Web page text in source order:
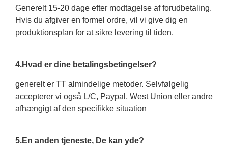
Generelt 15-20 dage efter modtagelse af forudbetaling.
Hvis du afgiver en formel ordre, vil vi give dig en
produktionsplan for at sikre levering til tiden.
4.Hvad er dine betalingsbetingelser?
generelt er TT almindelige metoder. Selvfølgelig
accepterer vi også L/C, Paypal, West Union eller andre
afhængigt af den specifikke situation
5.En anden tjeneste, De kan yde?